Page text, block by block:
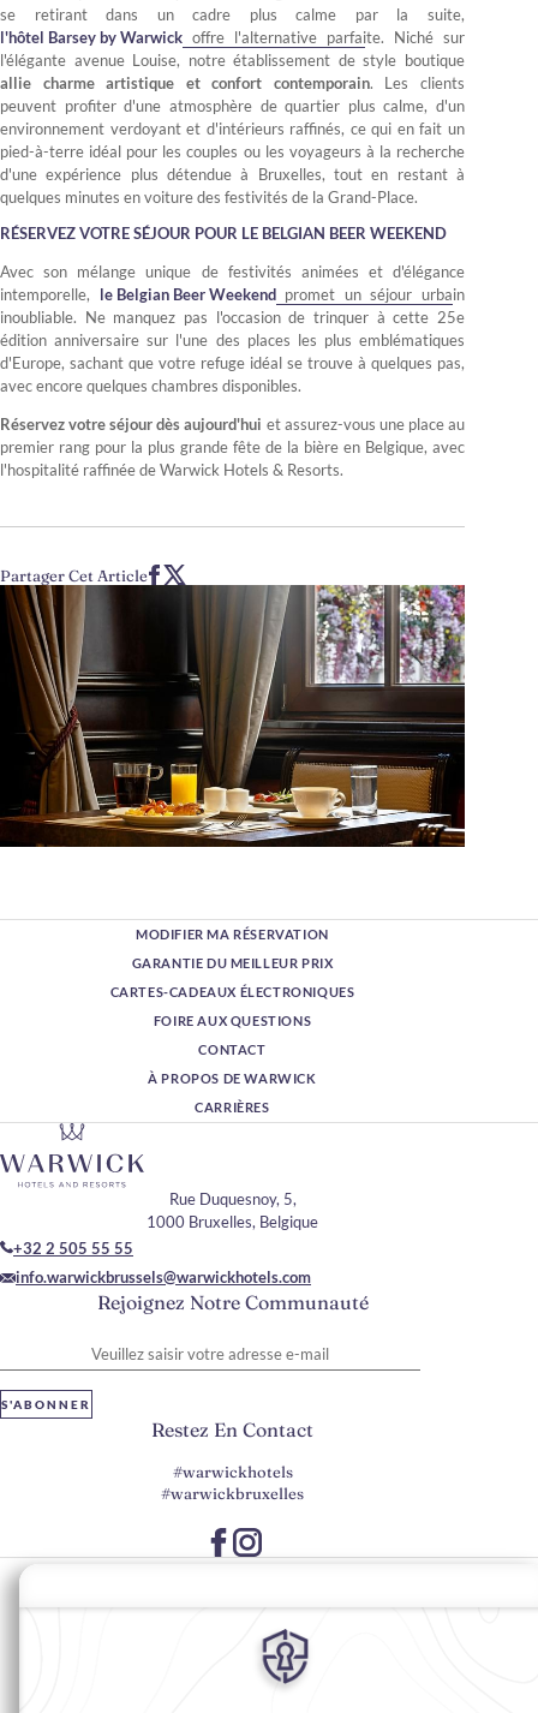
se retirant dans un cadre plus calme par la suite,
l'hôtel Barsey by Warwick offre l'alternative parfaite. Niché sur
l'élégante avenue Louise, notre établissement de style boutique
allie charme artistique et confort contemporain. Les clients
peuvent profiter d'une atmosphère de quartier plus calme, d'un
environnement verdoyant et d'intérieurs raffinés, ce qui en fait un
pied-à-terre idéal pour les couples ou les voyageurs à la recherche
d'une expérience plus détendue à Bruxelles, tout en restant à
quelques minutes en voiture des festivités de la Grand-Place.
RÉSERVEZ VOTRE SÉJOUR POUR LE BELGIAN BEER WEEKEND
Avec son mélange unique de festivités animées et d'élégance
intemporelle, le Belgian Beer Weekendpromet un séjour urbain
inoubliable. Ne manquez pas l'occasion de trinquer à cette 25e
édition anniversaire sur l'une des places les plus emblématiques
d'Europe, sachant que votre refuge idéal se trouve à quelques pas,
avec encore quelques chambres disponibles.
Réservez votre séjour dès aujourd'hui et assurez-vous une place au
premier rang pour la plus grande fête de la bière en Belgique, avec
l'hospitalité raffinée de Warwick Hotels & Resorts.
Partager Cet Article
MODIFIER MA RÉSERVATION
GARANTIE DU MEILLEUR PRIX
CARTES-CADEAUX ÉLECTRONIQUES
FOIRE AUX QUESTIONS
CONTACT
À PROPOS DE WARWICK
CARRIÈRES
Rejoignez Notre Communauté
S'ABONNER
Rue Duquesnoy, 5,
1000 Bruxelles, Belgique
+32 2 505 55 55
info.warwickbrussels@warwickhotels.com
Restez En Contact
#warwickhotels
#warwickbruxelles
Politique en matière de cookies
Accessibilité du Web
Mentions légales